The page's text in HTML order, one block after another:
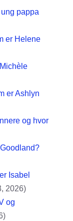
pappa
er Helene
er Ashlyn
og hvor
Isabel
2026)
og